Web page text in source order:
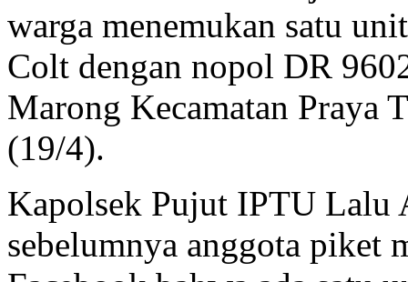
warga menemukan satu
Colt dengan nopol DR
Marong Kecamatan Praya
(19/4).
Kapolsek Pujut IPTU Lalu
sebelumnya anggota piket